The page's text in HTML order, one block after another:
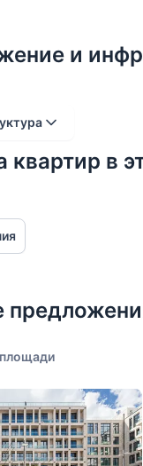
и
от объекта
сады
красоты
центры
квартир в